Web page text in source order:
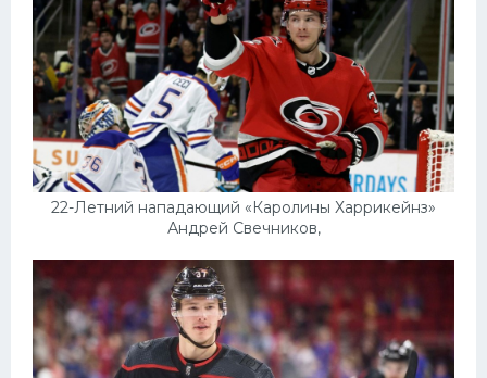
22-Летний нападающий «Каролины Харрикейнз»
Андрей Свечников,